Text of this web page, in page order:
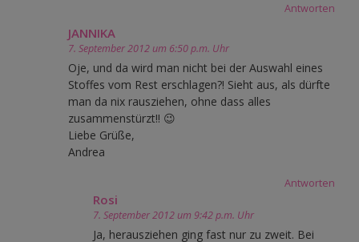
Antworten
JANNIKA
7. September 2012 um 6:50 p.m. Uhr
Oje, und da wird man nicht bei der Auswahl eines
Stoffes vom Rest erschlagen?! Sieht aus, als dürfte
man da nix rausziehen, ohne dass alles
zusammenstürzt!! 😉
Liebe Grüße,
Andrea
Antworten
Rosi
7. September 2012 um 9:42 p.m. Uhr
Ja, herausziehen ging fast nur zu zweit. Bei